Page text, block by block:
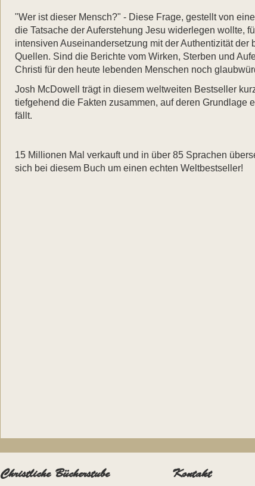
"Wer ist dieser Mensch?" - Diese Frage, gestellt von
die Tatsache der Auferstehung Jesu widerlegen wollte,
intensiven Auseinandersetzung mit der Authentizität der
Quellen. Sind die Berichte vom Wirken, Sterben und
Christi für den heute lebenden Menschen noch
Josh McDowell trägt in diesem weltweiten Bestseller
tiefgehend die Fakten zusammen, auf deren Grundlage
fällt.
15 Millionen Mal verkauft und in über 85 Sprachen
sich bei diesem Buch um einen echten Weltbestseller!
Christliche Bücherstube Kontakt